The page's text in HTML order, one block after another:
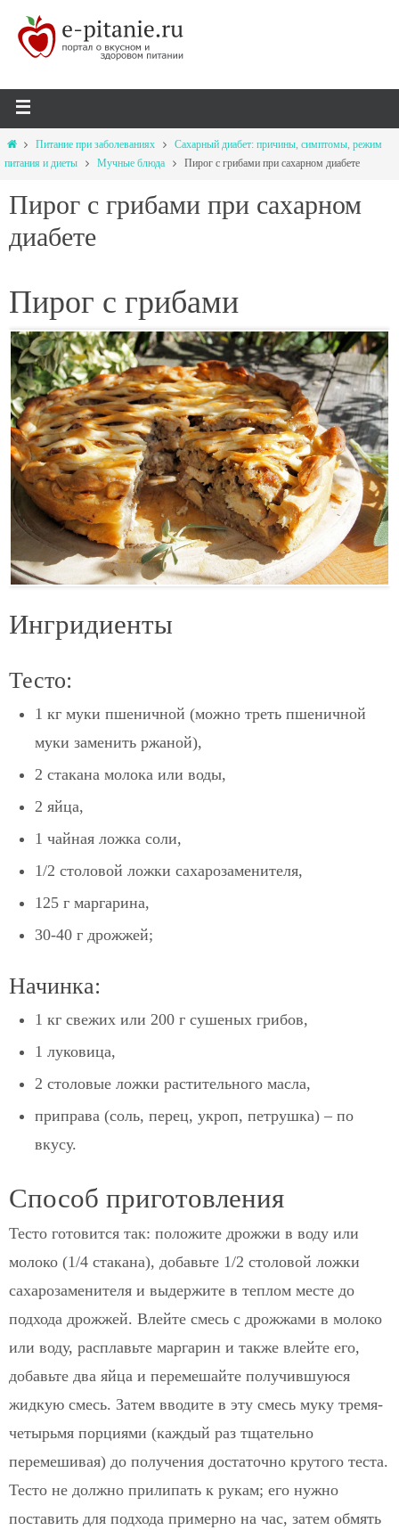
Питание при заболеваниях
Сахарный диабет: причины, симптомы, режим
питания и диеты
Мучные блюда Пирог с грибами при cахарном диабете
Пирог с грибами при cахарном
диабете
Пирог с грибами
Ингридиенты
Тесто:
1 кг муки пшеничной (можно треть пшеничной
муки заменить ржаной),
2 стакана молока или воды,
2 яйца,
1 чайная ложка соли,
1/2 столовой ложки сахарозаменителя,
125 г маргарина,
30-40 г дрожжей;
Начинка:
1 кг свежих или 200 г сушеных грибов,
1 луковица,
2 столовые ложки растительного масла,
приправа (соль, перец, укроп, петрушка) – по
вкусу.
Способ приготовления
Тесто готовится так: положите дрожжи в воду или
молоко (1/4 стакана), добавьте 1/2 столовой ложки
сахарозаменителя и выдержите в теплом месте до
подхода дрожжей. Влейте смесь с дрожжами в молоко
или воду, расплавьте маргарин и также влейте его,
добавьте два яйца и перемешайте получившуюся
жидкую смесь. Затем вводите в эту смесь муку тремя-
четырьмя порциями (каждый раз тщательно
перемешивая) до получения достаточно крутого теста.
Тесто не должно прилипать к рукам; его нужно
поставить для подхода примерно на час, затем обмять